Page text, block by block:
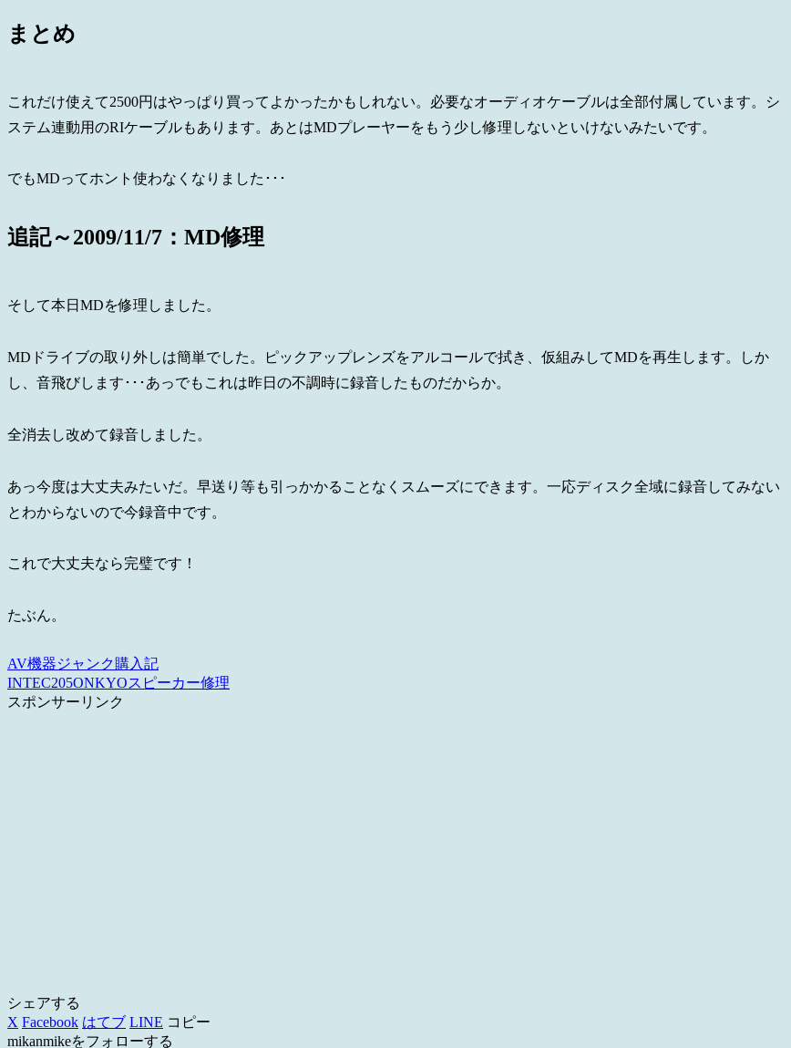
まとめ
これだけ使えて2500円はやっぱり買ってよかったかもしれない。必要なオーディオケーブルは全部付属しています。シ
ステム連動用のRIケーブルもあります。あとはMDプレーヤーをもう少し修理しないといけないみたいです。
でもMDってホント使わなくなりました･･･
追記～2009/11/7：MD修理
そして本日MDを修理しました。
MDドライブの取り外しは簡単でした。ピックアップレンズをアルコールで拭き、仮組みしてMDを再生します。しか
し、音飛びします･･･あっでもこれは昨日の不調時に録音したものだからか。
全消去し改めて録音しました。
あっ今度は大丈夫みたいだ。早送り等も引っかかることなくスムーズにできます。一応ディスク全域に録音してみない
とわからないので今録音中です。
これで大丈夫なら完璧です！
たぶん。
AV機器ジャンク購入記
INTEC205ONKYOスピーカー修理
スポンサーリンク
シェアする
X Facebook はてブ LINE コピー
mikanmikeをフォローする